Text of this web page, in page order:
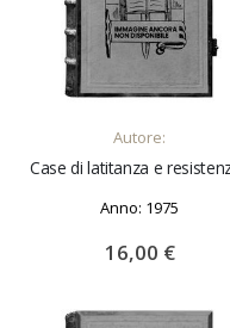
AGGIUNGI AL CARRELLO
Autore:
Anno: 1975
16,00 €